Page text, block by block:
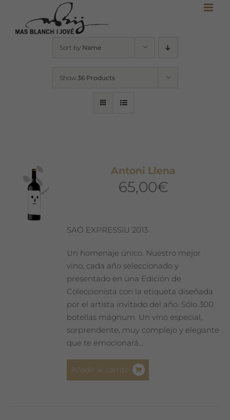
content
Sort by Name
Show 36 Products
Antoni Llena
65,00€
SAÓ EXPRESSIU 2013
Un homenaje único. Nuestro mejor
vino, cada año seleccionado y
presentado en una Edición de
Coleccionista con la etiqueta diseñada
por el artista invitado del año. Sólo 300
botellas mágnum. Un vino especial,
sorprendente, muy complejo y elegante
que te emocionará…
Añadir al carrito